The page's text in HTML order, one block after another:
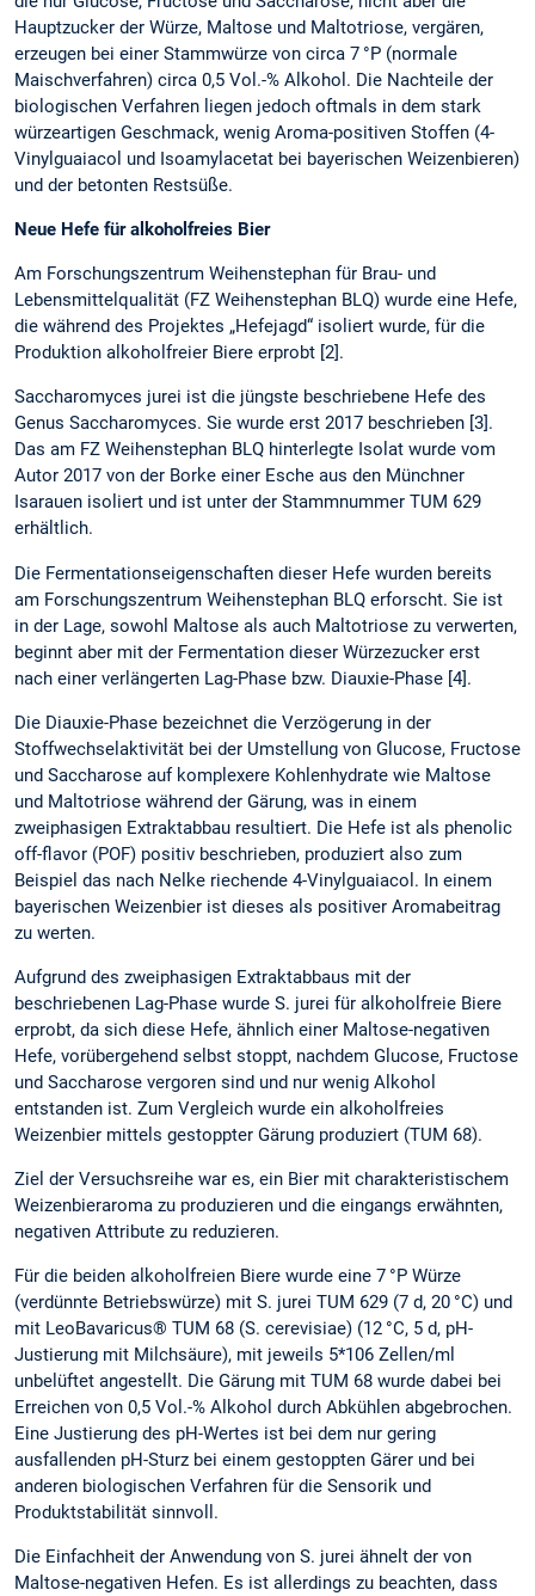
Hauptzucker der Würze, Maltose und Maltotriose, vergären,
erzeugen bei einer Stammwürze von circa 7 °P (normale
Maischverfahren) circa 0,5 Vol.-% Alkohol. Die Nachteile der
biologischen Verfahren liegen jedoch oftmals in dem stark
würzeartigen Geschmack, wenig Aroma-positiven Stoffen (4-
Vinylguaiacol und Isoamylacetat bei bayerischen Weizenbieren)
und der betonten Restsüße.
Neue Hefe für alkoholfreies Bier
Am Forschungszentrum Weihenstephan für Brau- und
Lebensmittelqualität (FZ Weihenstephan BLQ) wurde eine Hefe,
die während des Projektes „Hefejagd“ isoliert wurde, für die
Produktion alkoholfreier Biere erprobt [2].
Saccharomyces jurei ist die jüngste beschriebene Hefe des
Genus Saccharomyces. Sie wurde erst 2017 beschrieben [3].
Das am FZ Weihenstephan BLQ hinterlegte Isolat wurde vom
Autor 2017 von der Borke einer Esche aus den Münchner
Isarauen isoliert und ist unter der Stammnummer TUM 629
erhältlich.
Die Fermentationseigenschaften dieser Hefe wurden bereits
am Forschungszentrum Weihenstephan BLQ erforscht. Sie ist
in der Lage, sowohl Maltose als auch Maltotriose zu verwerten,
beginnt aber mit der Fermentation dieser Würzezucker erst
nach einer verlängerten Lag-Phase bzw. Diauxie-Phase [4].
Die Diauxie-Phase bezeichnet die Verzögerung in der
Stoffwechselaktivität bei der Umstellung von Glucose, Fructose
und Saccharose auf komplexere Kohlenhydrate wie Maltose
und Maltotriose während der Gärung, was in einem
zweiphasigen Extraktabbau resultiert. Die Hefe ist als phenolic
off-flavor (POF) positiv beschrieben, produziert also zum
Beispiel das nach Nelke riechende 4-Vinylguaiacol. In einem
bayerischen Weizenbier ist dieses als positiver Aromabeitrag
zu werten.
Aufgrund des zweiphasigen Extraktabbaus mit der
beschriebenen Lag-Phase wurde S. jurei für alkoholfreie Biere
erprobt, da sich diese Hefe, ähnlich einer Maltose-negativen
Hefe, vorübergehend selbst stoppt, nachdem Glucose, Fructose
und Saccharose vergoren sind und nur wenig Alkohol
entstanden ist. Zum Vergleich wurde ein alkoholfreies
Weizenbier mittels gestoppter Gärung produziert (TUM 68).
Ziel der Versuchsreihe war es, ein Bier mit charakteristischem
Weizenbieraroma zu produzieren und die eingangs erwähnten,
negativen Attribute zu reduzieren.
Für die beiden alkoholfreien Biere wurde eine 7 °P Würze
(verdünnte Betriebswürze) mit S. jurei TUM 629 (7 d, 20 °C) und
mit LeoBavaricus® TUM 68 (S. cerevisiae) (12 °C, 5 d, pH-
Justierung mit Milchsäure), mit jeweils 5*106 Zellen/ml
unbelüftet angestellt. Die Gärung mit TUM 68 wurde dabei bei
Erreichen von 0,5 Vol.-% Alkohol durch Abkühlen abgebrochen.
Eine Justierung des pH-Wertes ist bei dem nur gering
ausfallenden pH-Sturz bei einem gestoppten Gärer und bei
anderen biologischen Verfahren für die Sensorik und
Produktstabilität sinnvoll.
Die Einfachheit der Anwendung von S. jurei ähnelt der von
Maltose-negativen Hefen. Es ist allerdings zu beachten, dass